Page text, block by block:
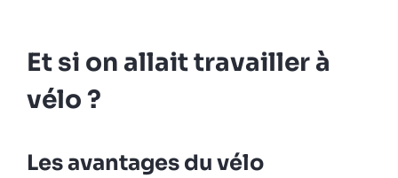
Et si on allait travailler à
vélo ?
Les avantages du vélo